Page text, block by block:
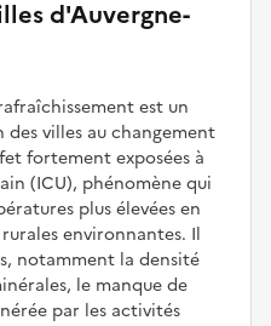
d'Auvergne-
est un
villes au changement
fortement exposées à
(ICU), phénomène qui
plus élevées en
environnantes. Il
notamment la densité
le manque de
par les activités